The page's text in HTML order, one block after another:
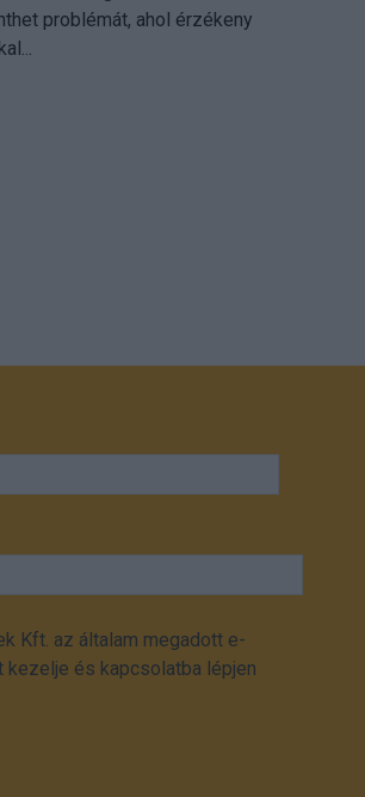
problémát, ahol érzékeny
Kft. az általam megadott e-
kezelje és kapcsolatba lépjen